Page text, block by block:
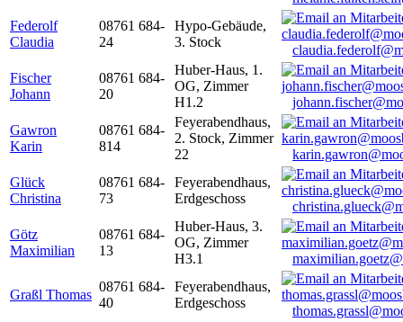
Federolf
Claudia
08761 684-
24
Hypo-Gebäude,
3. Stock
Fischer
Johann
08761 684-
20
Huber-Haus, 1.
OG, Zimmer
H1.2
Gawron
Karin
08761 684-
814
Feyerabendhaus,
2. Stock, Zimmer
22
Glück
Christina
08761 684-
73
Feyerabendhaus,
Erdgeschoss
Götz
Maximilian
08761 684-
13
Huber-Haus, 3.
OG, Zimmer
H3.1
Graßl Thomas
08761 684-
40
Feyerabendhaus,
Erdgeschoss